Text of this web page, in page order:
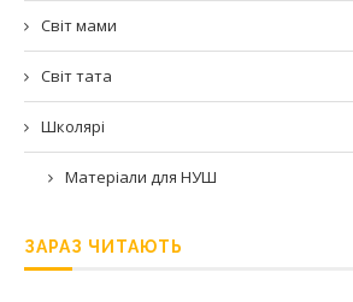
Світ мами
Світ тата
Школярі
Матеріали для НУШ
ЗАРАЗ ЧИТАЮТЬ